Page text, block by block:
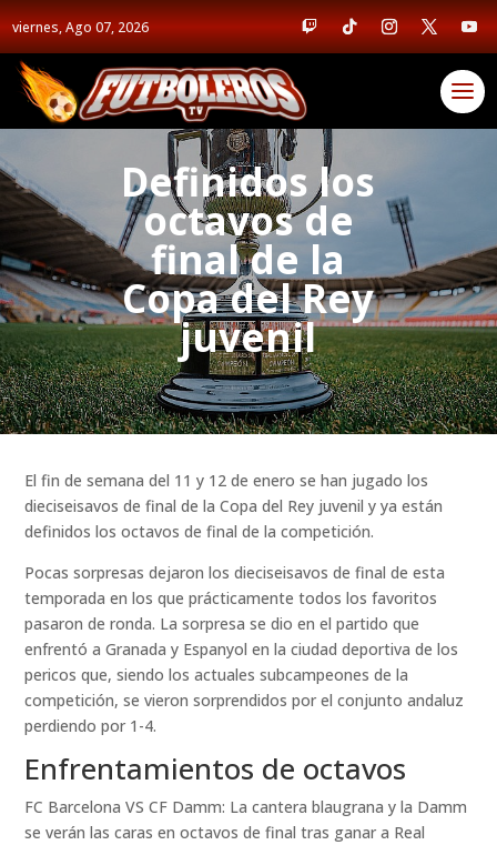
viernes, Ago 07, 2026
Definidos los
octavos de
final de la
Copa del Rey
juvenil
El fin de semana del 11 y 12 de enero se han jugado los
dieciseisavos de final de la Copa del Rey juvenil y ya están
definidos los octavos de final de la competición.
Pocas sorpresas dejaron los dieciseisavos de final de esta
temporada en los que prácticamente todos los favoritos
pasaron de ronda. La sorpresa se dio en el partido que
enfrentó a Granada y Espanyol en la ciudad deportiva de los
pericos que, siendo los actuales subcampeones de la
competición, se vieron sorprendidos por el conjunto andaluz
perdiendo por 1-4.
Enfrentamientos de octavos
FC Barcelona VS CF Damm: La cantera blaugrana y la Damm
se verán las caras en octavos de final tras ganar a Real